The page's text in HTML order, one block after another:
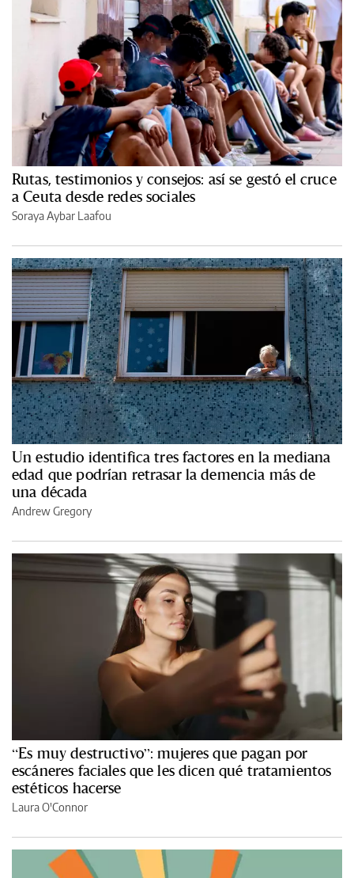
Rutas, testimonios y consejos: así se gestó el cruce
a Ceuta desde redes sociales
Soraya Aybar Laafou
Un estudio identifica tres factores en la mediana
edad que podrían retrasar la demencia más de
una década
Andrew Gregory
“Es muy destructivo”: mujeres que pagan por
escáneres faciales que les dicen qué tratamientos
estéticos hacerse
Laura O'Connor